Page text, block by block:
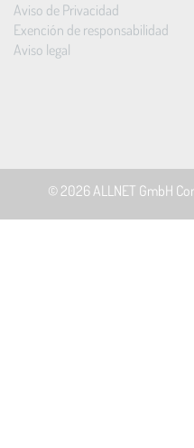
Aviso de Privacidad
Exención de responsabilidad
Aviso legal
© 2026ALLNET GmbH